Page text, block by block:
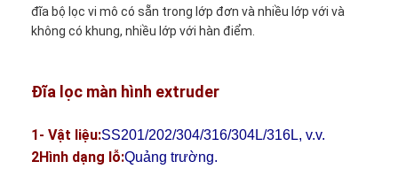
đĩa bộ lọc vi mô có sẵn trong lớp đơn và nhiều lớp với và
không có khung, nhiều lớp với hàn điểm.
Đĩa lọc màn hình extruder
1- Vật liệu:SS201/202/304/316/304L/316L, v.v.
2Hình dạng lỗ:Quảng trường.